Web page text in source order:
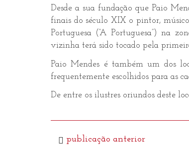
Desde a sua fundação que Paio
finais do século XIX o pintor,
Portuguesa (“A Portuguesa”) na
vizinha terá sido tocado pela
Paio Mendes é também um dos
frequentemente escolhidos para as
De entre os ilustres oriundos deste
publicação anterior